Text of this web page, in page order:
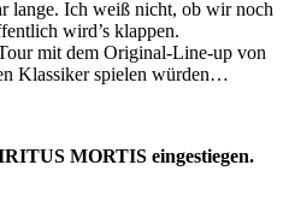
lange. Ich weiß nicht, ob wir noch
wird’s klappen.
mit dem Original-Line-up von
Klassiker spielen würden…
MORTIS eingestiegen.